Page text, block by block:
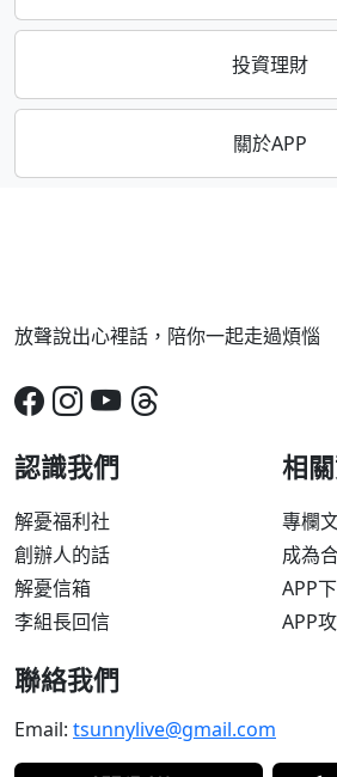
投資理財
關於APP
放聲說出心裡話，陪你一起走過煩惱
認識我們
解憂福利社
創辦人的話
解憂信箱
李組長回信
相
專欄
成為
APP
APP
聯絡我們
Email: tsunnylive@gmail.com